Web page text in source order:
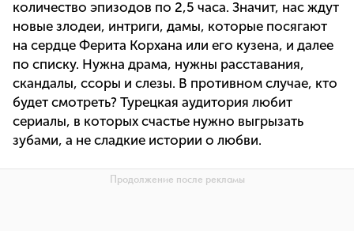
количество эпизодов по 2,5 часа. Значит, нас ждут
новые злодеи, интриги, дамы, которые посягают
на сердце Ферита Корхана или его кузена, и далее
по списку. Нужна драма, нужны расставания,
скандалы, ссоры и слезы. В противном случае, кто
будет смотреть? Турецкая аудитория любит
сериалы, в которых счастье нужно выгрызать
зубами, а не сладкие истории о любви.